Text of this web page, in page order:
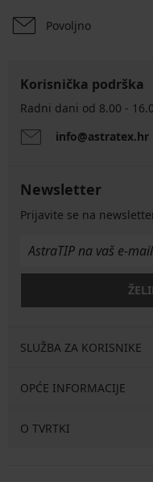
Povoljno
Korisnička podrška
Radni dani od 8.00 -
info@astratex.hr
Newsletter
Prijavite se na
SLUŽBA ZA KORISNIKE
OPĆE INFORMACIJE
O TVRTKI